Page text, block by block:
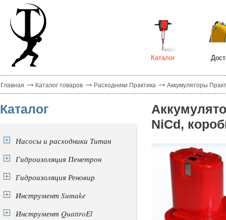
Каталог
Главная Каталог товаров Расходники Практика Аккумуляторы
Каталог
Насосы и расходники Титан
Гидроизоляция Пенетрон
Гидроизоляция Реновир
Инструмент Sumake
Инструмент QuattroEl
NiCd,